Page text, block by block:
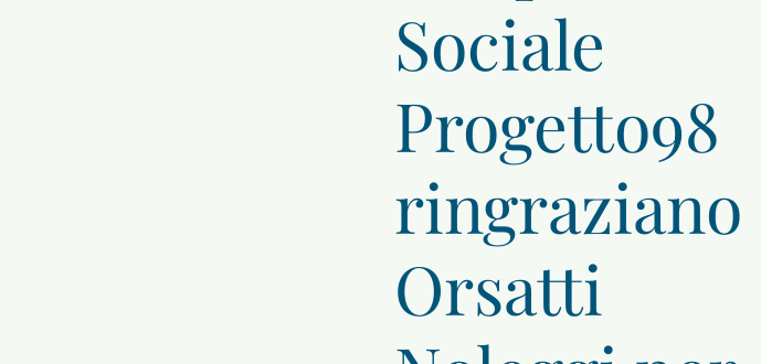
Sociale
Progetto98
ringraziano
Orsatti